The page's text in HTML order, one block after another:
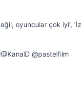
oyuncular çok iyi’,
@pastelfilm